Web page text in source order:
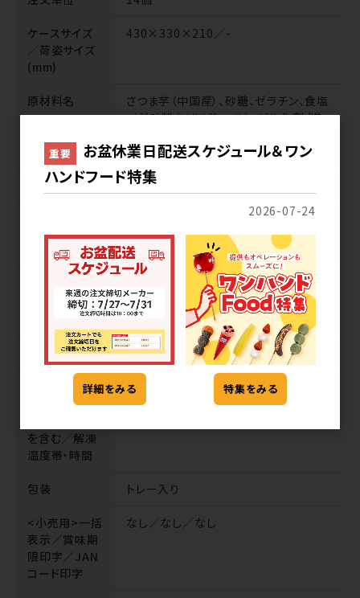
ケースサイズ
／荷姿サイズ
(mm)
430×330×210／-
原材料名
さつま芋（中国産）、砂糖、ゼラチン、食塩
／甘味料（ソルビトール）、ゲル化剤（増
ゼラチンを含む）
アレルギー ゼラチン
「推定値」
(100g当たり)熱量125kcal、たんぱく質
2.8g、脂質0.2g、炭水化物30.3g、食塩
相当量0.2g
消費期限・賞
味期限／保存
730日／-18℃以下冷凍庫にて保存
期限残表示 賞味期限180日以上でお届け
解凍後(加工
後)消費・賞味
を含む／解凍
温度帯・時間
冷蔵1日／冷蔵
包装 トレー入り
<小売用>一括
表示／賞味期
限印字／JAN
コード印字
なし／なし／なし
重要
お盆休業日配送スケジュール＆ワン
ハンドフード特集
2026-07-24
詳細をみる 特集をみる